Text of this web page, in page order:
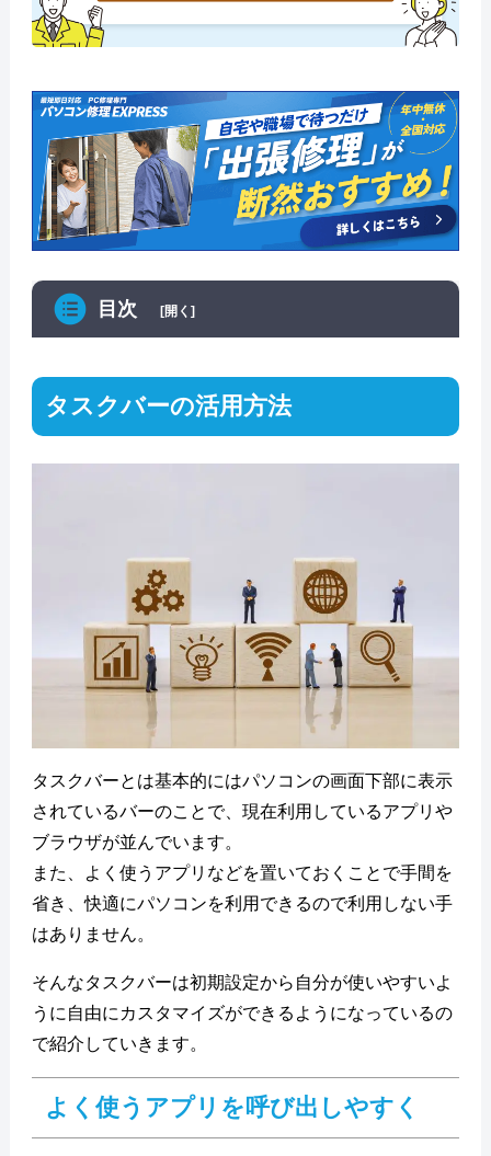
目次 [開く]
タスクバーの活用方法
タスクバーとは基本的にはパソコンの画面下部に表示
されているバーのことで、現在利用しているアプリや
ブラウザが並んでいます。
また、よく使うアプリなどを置いておくことで手間を
省き、快適にパソコンを利用できるので利用しない手
はありません。
そんなタスクバーは初期設定から自分が使いやすいよ
うに自由にカスタマイズができるようになっているの
で紹介していきます。
よく使うアプリを呼び出しやすく